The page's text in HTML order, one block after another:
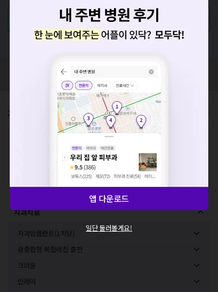
💬 무엇이든 물어보세요
혹은, 의료상담 서비스에 다양한 게시글 보러가기
혹시 잘못된 병원정보가 있나요?
모두닥 팀에 알려주세요!
가격표 비급여/급여 진료란?
비급여 항목의 경우,
추가비용 등으로 실제 가격과 상이할 수 있으니, 정확
한 가격은 해당 의료기관에 직접 문의해주세요.
급여 항목의 경우, 건강보험심사평가원에 고지되어 있는 급여 진료 기준 가
격입니다. (진료와 연관된 복합적인 비용이 추가되어, 병원마다 금액이 다르게
산정될 수 있는 점 참고 바랍니다.)
VAT 포함
치과치료
치과임플란트(1치당)
광중합형 복합레진 충전
크라운
인레이
요청하신 작업을 처리하지 못했습니다.
네트워크 또는 서버의 일시적인 오류로, 잠시 후 다시 시도해주
세요. 지속적으로 문제가 발생할 경우 모두닥 채널톡으로 문의
앱 다운로드
일단 둘러볼게요!